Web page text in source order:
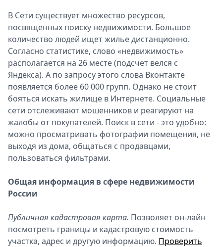
Пресс-
релизы
О
Metro
Стримы
Спецпроекты
Звезды
Выборы
2026
Скачай
Metro
В Сети существует множество ресурсов,
посвященных поиску недвижимости. Большое
количество людей ищет жилье дистанционно.
Согласно статистике, слово «недвижимость»
располагается на 26 месте (подсчет велся с
Яндекса). А по запросу этого слова Вконтакте
появляется более 60 000 групп. Однако не стоит
бояться искать жилище в Интернете. Социальные
сети отслеживают мошенников и реагируют на
жалобы от покупателей. Поиск в сети - это удобно:
можно просматривать фотографии помещения, не
выходя из дома, общаться с продавцами,
пользоваться фильтрами.
Общая информация в сфере недвижимости
России
Публичная кадастровая карта. Позволяет он-лайн
посмотреть границы и кадастровую стоимость
участка, адрес и другую информацию. Проверить